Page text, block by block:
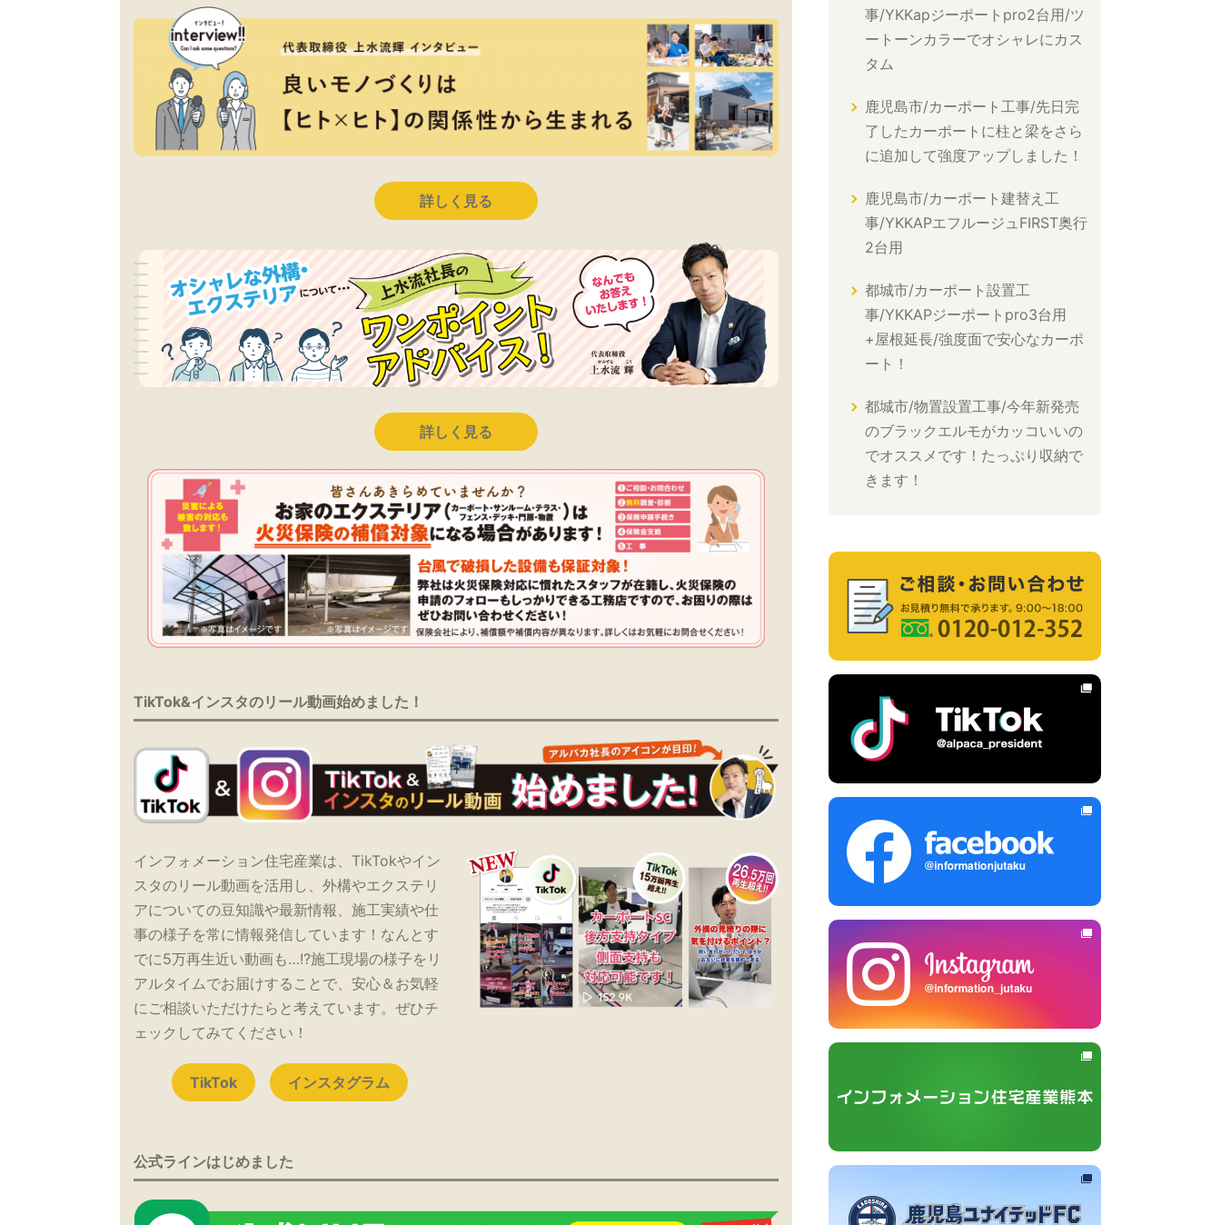
詳しく見る
詳しく見る
TikTok&インスタのリール動画始めました！
インフォメーション住宅産業は、TikTokやイン
スタのリール動画を活用し、外構やエクステリ
アについての豆知識や最新情報、施工実績や仕
事の様子を常に情報発信しています！なんとす
でに5万再生近い動画も…!?施工現場の様子をリ
アルタイムでお届けすることで、安心＆お気軽
にご相談いただけたらと考えています。ぜひチ
ェックしてみてください！
TikTok インスタグラム
公式ラインはじめました
事/YKKapジーポートpro2台用/ツ
ートーンカラーでオシャレにカス
タム
鹿児島市/カーポート工事/先日完
了したカーポートに柱と梁をさら
に追加して強度アップしました！
鹿児島市/カーポート建替え工
事/YKKAPエフルージュFIRST奥行
2台用
都城市/カーポート設置工
事/YKKAPジーポートpro3台用
+屋根延長/強度面で安心なカーポ
ート！
都城市/物置設置工事/今年新発売
のブラックエルモがカッコいいの
でオススメです！たっぷり収納で
きます！